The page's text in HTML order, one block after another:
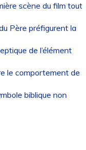
scène du film tout
Père préfigurent la
de l’élément
le comportement de
biblique non